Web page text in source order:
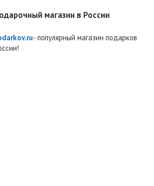
магазин в России
- популярный магазин подарков